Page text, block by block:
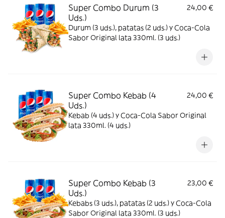
Super Combo Durum (3
Uds.)
24,00 €
Durum (3 uds.), patatas (2 uds.) y Coca-Cola
Sabor Original lata 330ml. (3 uds.)
Super Combo Kebab (4
Uds.)
24,00 €
Kebab (4 uds.) y Coca-Cola Sabor Original
lata 330ml. (4 uds.)
Super Combo Kebab (3
Uds.)
23,00 €
Kebabs (3 uds.), patatas (2 uds.) y Coca-Cola
Sabor Original lata 330ml. (3 uds.)